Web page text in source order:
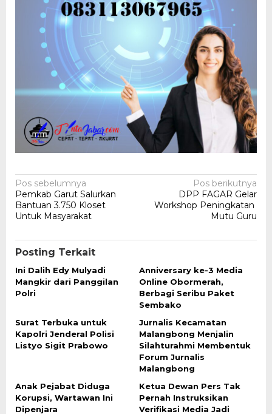
Navigasi
pos
Pos sebelumnya
Pemkab Garut Salurkan
Bantuan 3.750 Kloset
Untuk Masyarakat
Pos berikutnya
DPP FAGAR Gelar
Workshop Peningkatan
Mutu Guru
Posting Terkait
Ini Dalih Edy Mulyadi
Mangkir dari Panggilan
Polri
Anniversary ke-3 Media
Online Obormerah,
Berbagi Seribu Paket
Sembako
Surat Terbuka untuk
Kapolri Jenderal Polisi
Listyo Sigit Prabowo
Jurnalis Kecamatan
Malangbong Menjalin
Silahturahmi Membentuk
Forum Jurnalis
Malangbong
Anak Pejabat Diduga
Korupsi, Wartawan Ini
Dipenjara
Ketua Dewan Pers Tak
Pernah Instruksikan
Verifikasi Media Jadi